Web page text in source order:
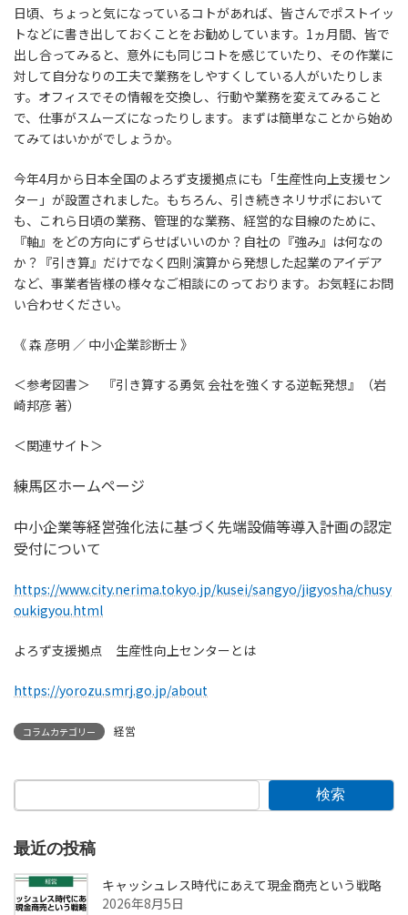
日頃、ちょっと気になっているコトがあれば、皆さんでポストイッ
トなどに書き出しておくことをお勧めしています。1ヵ月間、皆で
出し合ってみると、意外にも同じコトを感じていたり、その作業に
対して自分なりの工夫で業務をしやすくしている人がいたりしま
す。オフィスでその情報を交換し、行動や業務を変えてみること
で、仕事がスムーズになったりします。まずは簡単なことから始め
てみてはいかがでしょうか。
今年4月から日本全国のよろず支援拠点にも「生産性向上支援セン
ター」が設置されました。もちろん、引き続きネリサポにおいて
も、これら日頃の業務、管理的な業務、経営的な目線のために、
『軸』をどの方向にずらせばいいのか？自社の『強み』は何なの
か？『引き算』だけでなく四則演算から発想した起業のアイデア
など、事業者皆様の様々なご相談にのっております。お気軽にお問
い合わせください。
《 森 彦明 ／ 中小企業診断士 》
＜参考図書＞ 『引き算する勇気 会社を強くする逆転発想』（岩
崎邦彦 著）
＜関連サイト＞
練馬区ホームページ
中小企業等経営強化法に基づく先端設備等導入計画の認定
受付について
https://www.city.nerima.tokyo.jp/kusei/sangyo/jigyosha/chusy
oukigyou.html
よろず支援拠点 生産性向上センターとは
https://yorozu.smrj.go.jp/about
コラムカテゴリー 経営
検索
最近の投稿
キャッシュレス時代にあえて現金商売という戦略
2026年8月5日